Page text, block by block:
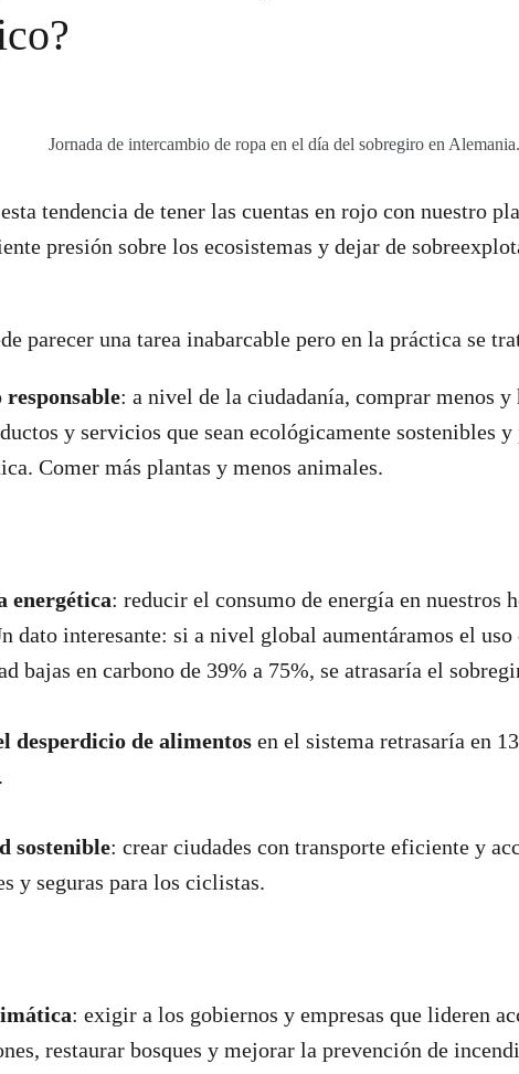
Jornada de intercambio de ropa en el día del sobregiro en Alemania.
tendencia de tener las cuentas en rojo con nuestro
presión sobre los ecosistemas y dejar de
parecer una tarea inabarcable pero en la práctica se
responsable: a nivel de la ciudadanía, comprar menos y
y servicios que sean ecológicamente sostenibles y
Comer más plantas y menos animales.
energética: reducir el consumo de energía en nuestros
dato interesante: si a nivel global aumentáramos el uso
bajas en carbono de 39% a 75%, se atrasaría el
desperdicio de alimentos en el sistema retrasaría en
sostenible: crear ciudades con transporte eficiente y
y seguras para los ciclistas.
: exigir a los gobiernos y empresas que lideren
restaurar bosques y mejorar la prevención de